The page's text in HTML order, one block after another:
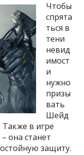
Чтобы
спрята
ться в
тени
невид
имост
и
нужно
призы
вать
Шейд
в игре
она станет
защиту.